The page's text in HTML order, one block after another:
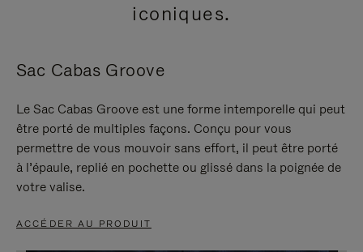
iconiques.
Sac Cabas Groove
Le Sac Cabas Groove est une forme intemporelle qui peut
être porté de multiples façons. Conçu pour vous
permettre de vous mouvoir sans effort, il peut être porté
à l’épaule, replié en pochette ou glissé dans la poignée de
votre valise.
ACCÉDER AU PRODUIT